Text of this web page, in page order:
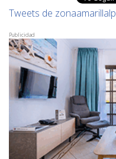
Tweets de zonaamarillalp
Publicidad